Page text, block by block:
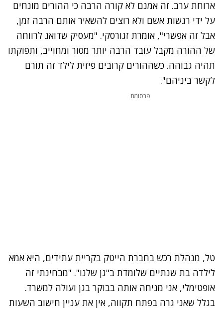
ארוחת ערב. זה אמנם לא קורה הרבה כי ההורים מונחים
על ידי רגשות אשם ולא רוצים להשאיר אותם הרבה זמן,
אבל זה אפשרי", אומרת זגורסקי. "מעסיק שדואג לרווחה
של ההורה מקבל עובד הרבה יותר מסור ומחוייב, ותפוקתו
תהיה גבוהה. כשההורים קרובים פיזית לילד זה תורם
לקשר ביניהם".
פרסומת
טל, מנהלת רכש בחברת הייטק בקריית עתידים, היא אמא
לילדה בת שנתיים שלומדת ב"גן שלנו". "מבחינתי זה
אופטימלי, אני מניחה אותה בבוקר בגן ועולה למשרד.
בגלל שאני גרה בפתח תקווה, אין את עניין חישוב השעות